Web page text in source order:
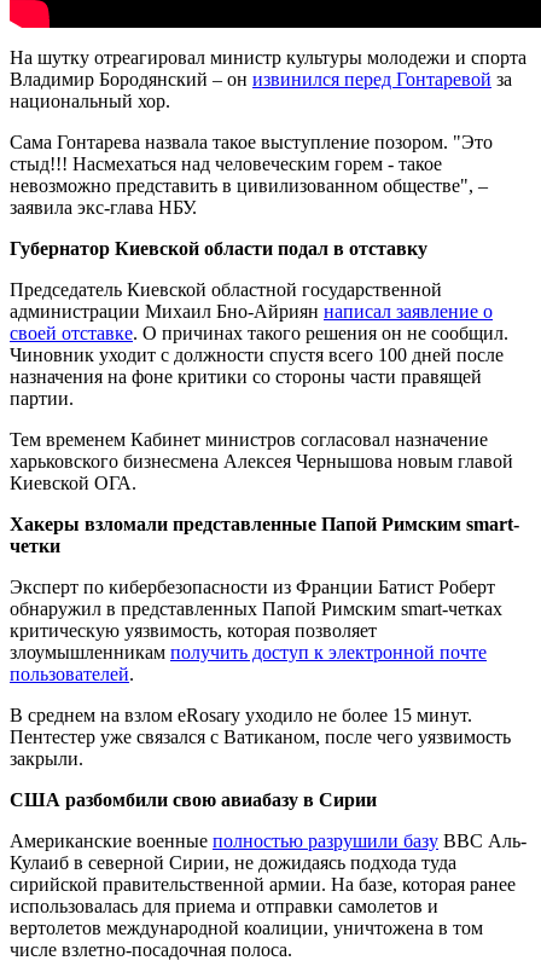
На шутку отреагировал министр культуры молодежи и спорта
Владимир Бородянский – он извинился перед Гонтаревой за
национальный хор.
Сама Гонтарева назвала такое выступление позором. "Это
стыд!!! Насмехаться над человеческим горем - такое
невозможно представить в цивилизованном обществе", –
заявила экс-глава НБУ.
Губернатор Киевской области подал в отставку
Председатель Киевской областной государственной
администрации Михаил Бно-Айриян написал заявление о
своей отставке. О причинах такого решения он не сообщил.
Чиновник уходит с должности спустя всего 100 дней после
назначения на фоне критики со стороны части правящей
партии.
Тем временем Кабинет министров согласовал назначение
харьковского бизнесмена Алексея Чернышова новым главой
Киевской ОГА.
Хакеры взломали представленные Папой Римским smart-
четки
Эксперт по кибербезопасности из Франции Батист Роберт
обнаружил в представленных Папой Римским smart-четках
критическую уязвимость, которая позволяет
злоумышленникам получить доступ к электронной почте
пользователей.
В среднем на взлом eRosary уходило не более 15 минут.
Пентестер уже связался с Ватиканом, после чего уязвимость
закрыли.
США разбомбили свою авиабазу в Сирии
Американские военные полностью разрушили базу ВВС Аль-
Кулаиб в северной Сирии, не дожидаясь подхода туда
сирийской правительственной армии. На базе, которая ранее
использовалась для приема и отправки самолетов и
вертолетов международной коалиции, уничтожена в том
числе взлетно-посадочная полоса.